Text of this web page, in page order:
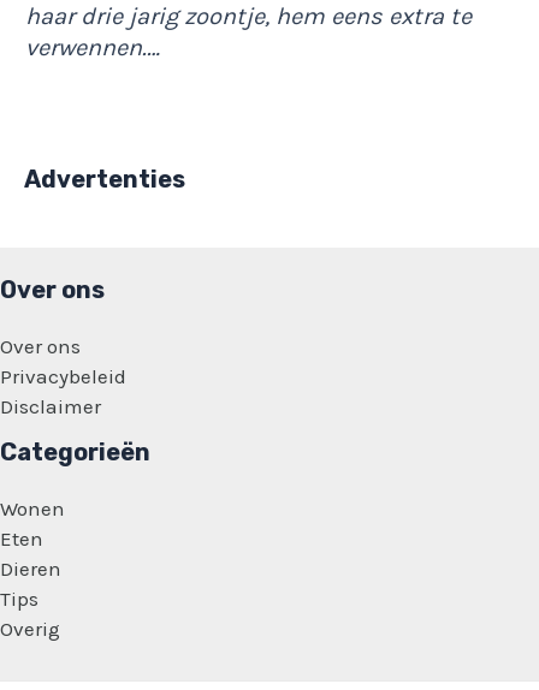
haar drie jarig zoontje, hem eens extra te
verwennen.…
Advertenties
Over ons
Over ons
Privacybeleid
Disclaimer
Categorieën
Wonen
Eten
Dieren
Tips
Overig